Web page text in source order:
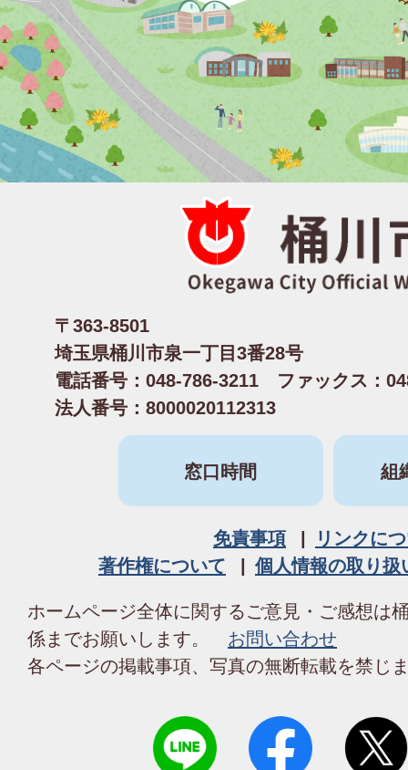
〒363-8501
埼玉県桶川市泉一丁目3番28号
電話番号：048-786-3211 ファックス：
法人番号：8000020112313
窓口時間 組
免責事項
リンクに
著作権について
個人情報の取り扱
ホームページ全体に関するご意見・ご感想は
係までお願いします。 お問い合わせ
各ページの掲載事項、写真の無断転載を禁じ